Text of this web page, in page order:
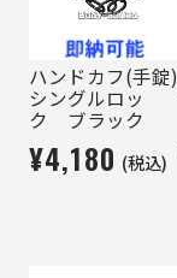
ハンドカフ(手錠)
シングルロッ
ク ブラック
¥4,180 (税込)